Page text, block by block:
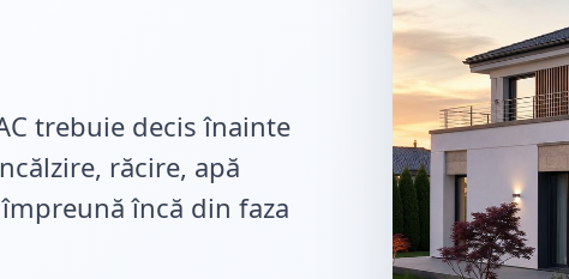
trebuie decis înainte
răcire, apă
încă din faza